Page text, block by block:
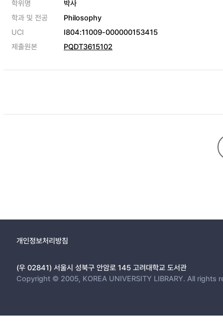
학위명
박사
학과 및 전공
Philosophy
UCI
I804:11009-000000153415
제출원본
PQDT3615102
개인정보처리방침
(우 02841) 서울시 성북구 안암로 145 고려대학교 도서관
Copyright © 2005, KOREA UNIVERSITY LIBRARY. All rights